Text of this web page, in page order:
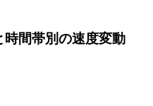
間帯別の速度変動